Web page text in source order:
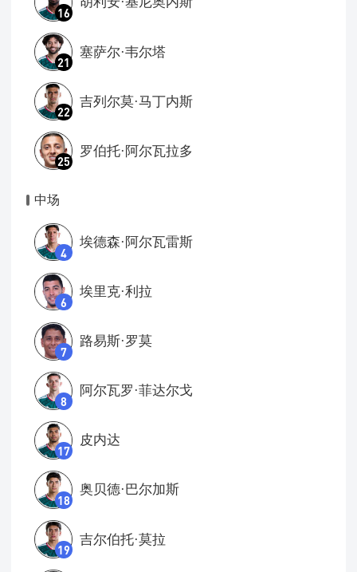
16
21
塞萨尔·韦尔塔
22
吉列尔莫·马丁内斯
25
罗伯托·阿尔瓦拉多
中场
4
埃德森·阿尔瓦雷斯
6
埃里克·利拉
7
路易斯·罗莫
8
阿尔瓦罗·菲达尔戈
17
皮内达
18
奥贝德·巴尔加斯
19
吉尔伯托·莫拉